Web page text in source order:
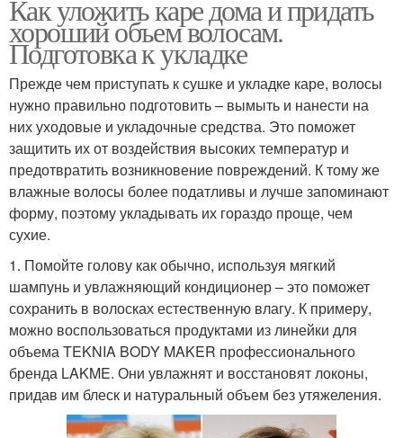
Как уложить каре дома и придать
хороший объем волосам.
Подготовка к укладке
Прежде чем приступать к сушке и укладке каре, волосы
нужно правильно подготовить – вымыть и нанести на
них уходовые и укладочные средства. Это поможет
защитить их от воздействия высоких температур и
предотвратить возникновение повреждений. К тому же
влажные волосы более податливы и лучше запоминают
форму, поэтому укладывать их гораздо проще, чем
сухие.
1. Помойте голову как обычно, используя мягкий
шампунь и увлажняющий кондиционер – это поможет
сохранить в волосках естественную влагу. К примеру,
можно воспользоваться продуктами из линейки для
объема TEKNIA BODY MAKER профессионального
бренда LAKME. Они увлажнят и восстановят локоны,
придав им блеск и натуральный объем без утяжеления.